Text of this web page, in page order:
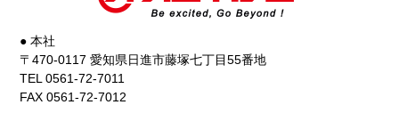
● 本社
〒470-0117 愛知県日進市藤塚七丁目55番地
TEL 0561-72-7011
FAX 0561-72-7012